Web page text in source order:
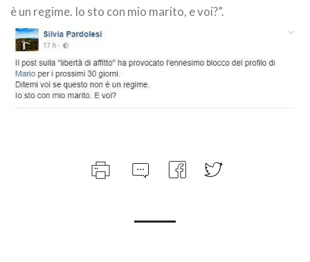
è un regime. Io sto con mio marito, e voi?”.